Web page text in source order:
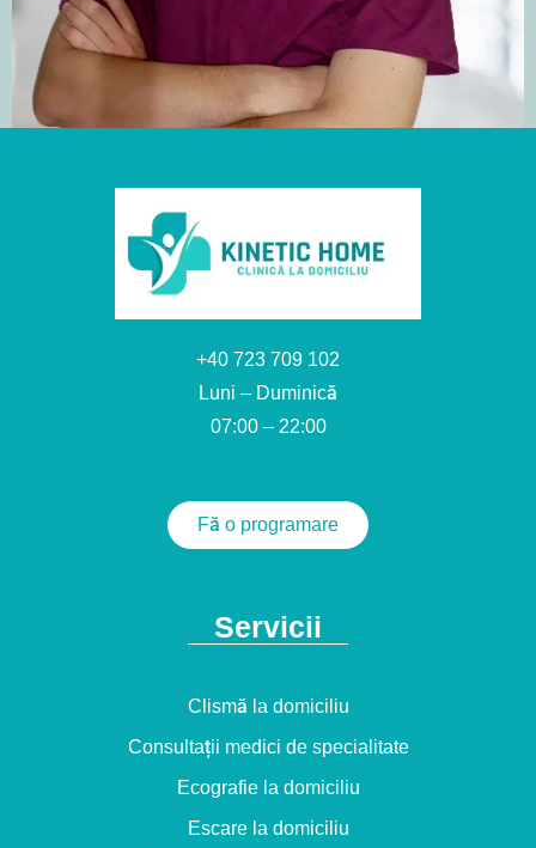
+40 723 709 102
Luni – Duminică
07:00 – 22:00
Fă o programare
Servicii
Clismă la domiciliu
Consultații medici de specialitate
Ecografie la domiciliu
Escare la domiciliu